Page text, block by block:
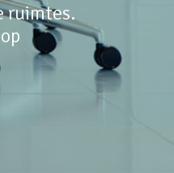
ruimtes.